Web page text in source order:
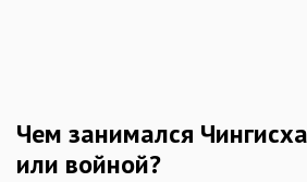
Чем занимался
или войной?